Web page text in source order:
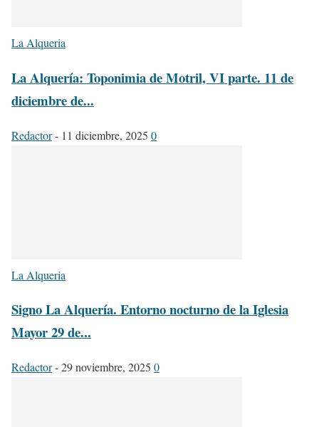
La Alqueria
La Alquería: Toponimia de Motril, VI parte. 11 de
diciembre de...
Redactor- 11 diciembre, 2025 0
La Alqueria
Signo La Alquería. Entorno nocturno de la Iglesia
Mayor 29 de...
Redactor-29 noviembre, 2025 0